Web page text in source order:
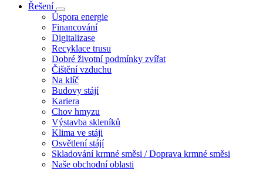
Řešení
Úspora energie
Financování
Digitalizase
Recyklace trusu
Dobré životní podmínky zvířat
Čištění vzduchu
Na klíč
Budovy stájí
Kariera
Chov hmyzu
Výstavba skleníků
Klima ve stáji
Osvětlení stájí
Skladování krmné směsi / Doprava krmné směsi
Naše obchodní oblasti